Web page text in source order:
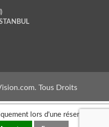
Tous Droits
lors d'une réservation ou